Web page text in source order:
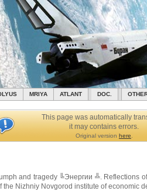
MRIYA ATLANT DOC.
This page was automatically
it may contains errors.
Original version here
and tragedy ╚Энергии ╩. Reflections
Nizhniy Novgorod institute of economic